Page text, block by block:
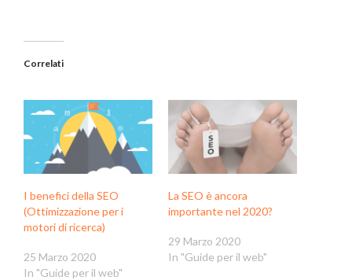
Correlati
I benefici della SEO
(Ottimizzazione per i
motori di ricerca)
25 Marzo 2020
In "Guide per il web"
La SEO è ancora
importante nel 2020?
29 Marzo 2020
In "Guide per il web"